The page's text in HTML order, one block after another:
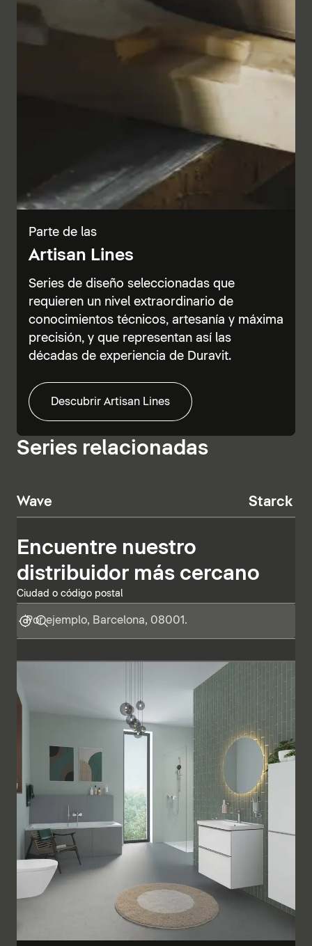
Parte de las
Artisan Lines
Series de diseño seleccionadas que
requieren un nivel extraordinario de
conocimientos técnicos, artesanía y máxima
precisión, y que representan así las
décadas de experiencia de Duravit.
Descubrir Artisan Lines
Series relacionadas
Wave Starck T
Encuentre nuestro
distribuidor más cercano
Ciudad o código postal